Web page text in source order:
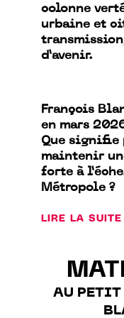
colonne
urbaine et
d’avenir.
François
en mars
Que signifie
maintenir
forte à
Métropole ?
LIRE LA SUITE
AU